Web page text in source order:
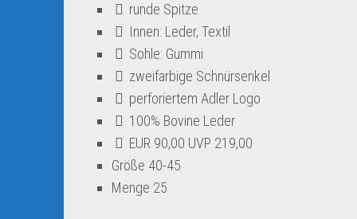
runde Spitze
Innen: Leder, Textil
Sohle: Gummi
zweifarbige Schnürsenkel
perforiertem Adler Logo
100% Bovine Leder
EUR 90,00 UVP 219,00
Größe 40-45
Menge 25